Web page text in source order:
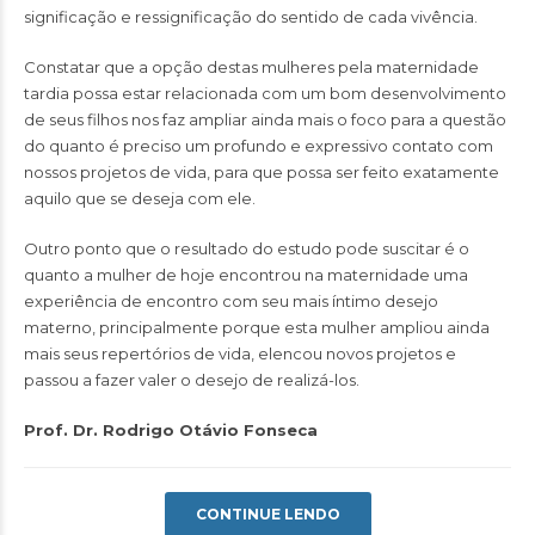
significação e ressignificação do sentido de cada vivência.
Constatar que a opção destas mulheres pela maternidade
tardia possa estar relacionada com um bom desenvolvimento
de seus filhos nos faz ampliar ainda mais o foco para a questão
do quanto é preciso um profundo e expressivo contato com
nossos projetos de vida, para que possa ser feito exatamente
aquilo que se deseja com ele.
Outro ponto que o resultado do estudo pode suscitar é o
quanto a mulher de hoje encontrou na maternidade uma
experiência de encontro com seu mais íntimo desejo
materno, principalmente porque esta mulher ampliou ainda
mais seus repertórios de vida, elencou novos projetos e
passou a fazer valer o desejo de realizá-los.
Prof. Dr. Rodrigo Otávio Fonseca
CONTINUE LENDO